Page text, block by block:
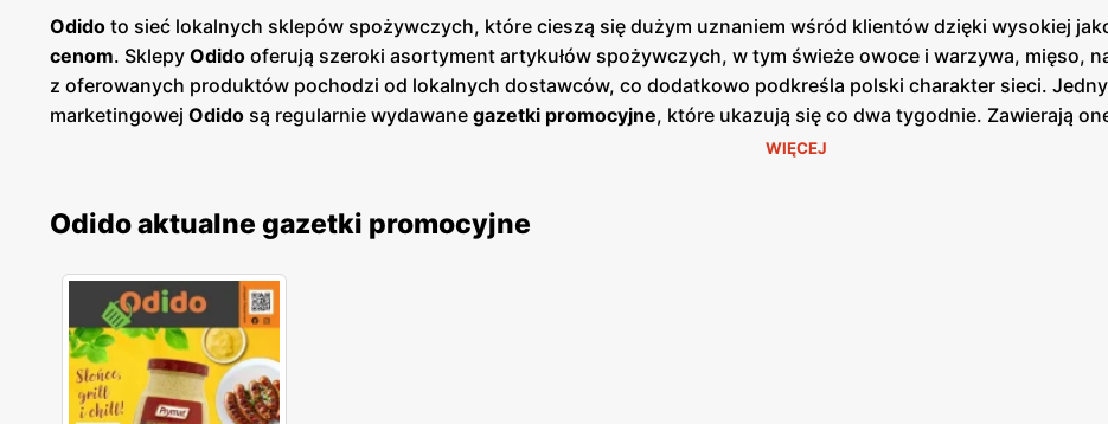
Odido to sieć lokalnych sklepów spożywczych, które cieszą się dużym uznaniem wśród klientów dzięki wysokiej
cenom. Sklepy Odido oferują szeroki asortyment artykułów spożywczych, w tym świeże owoce i warzywa, mięso,
z oferowanych produktów pochodzi od lokalnych dostawców, co dodatkowo podkreśla polski charakter sieci.
marketingowej Odido są regularnie wydawane gazetki promocyjne, które ukazują się co dwa tygodnie. Zawierają
produkty, umożliwiając klientom oszczędzanie podczas codziennych zakupów. Dzięki tym
społecznych, wspierając lokalne wydarzenia, szkoły czy organizacje charytatywne. Dzięki temu
Wiele sklepów jest otwartych przez całą dobę, co umożliwia robienie zakupów w dogodnym dla siebie czasie.
technologiczne, takie jak kasy samoobsługowe i możliwość zamawiania produktów online z opcją odbioru w
także inicjatywy proekologiczne, takie jak redukcja zużycia plastikowych opakowań i promowanie toreb
produkty ekologiczne i organiczne, które cieszą się rosnącym zainteresowaniem wśród świadomych konsumentów.
jakość produktów, atrakcyjne
WIĘCEJ
Odido aktualne gazetki promocyjne